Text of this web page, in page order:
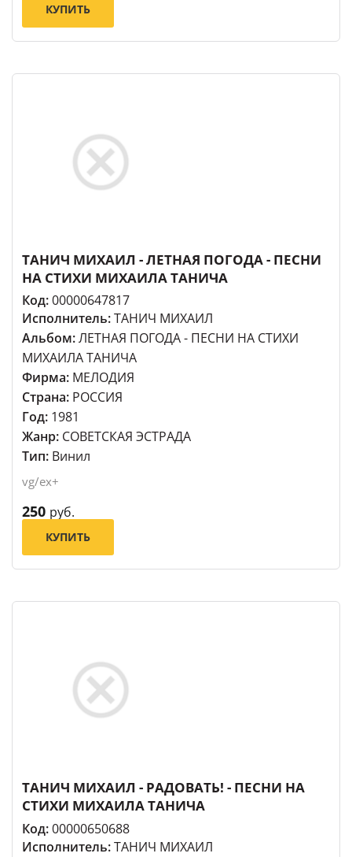
КУПИТЬ
ТАНИЧ МИХАИЛ - ЛЕТНАЯ ПОГОДА - ПЕСНИ
НА СТИХИ МИХАИЛА ТАНИЧА
Код:00000647817
Исполнитель:ТАНИЧ МИХАИЛ
Альбом:ЛЕТНАЯ ПОГОДА - ПЕСНИ НА СТИХИ
МИХАИЛА ТАНИЧА
Фирма: МЕЛОДИЯ
Страна: РОССИЯ
Год: 1981
Жанр: СОВЕТСКАЯ ЭСТРАДА
Тип: Винил
vg/ex+
250 руб.
КУПИТЬ
ТАНИЧ МИХАИЛ - РАДОВАТЬ! - ПЕСНИ НА
СТИХИ МИХАИЛА ТАНИЧА
Код:00000650688
Исполнитель:ТАНИЧ МИХАИЛ